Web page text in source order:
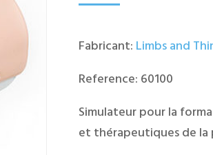
Fabricant:Limbs and
Reference: 60100
Simulateur pour la
et thérapeutiques de la